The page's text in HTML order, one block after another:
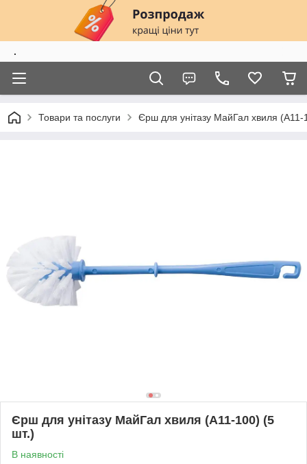
.
Товари та послуги Єрш для унітазу МайГал хвиля (А11-
Єрш для унітазу МайГал хвиля (А11-100) (5
шт.)
В наявності